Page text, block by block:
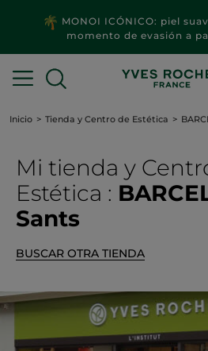
MONOI ICÓNICO: piel
momento de evasión a
Inicio Tienda y Centro de Estética
Mi tienda y
Estética :
Sants
BUSCAR OTRA TIENDA